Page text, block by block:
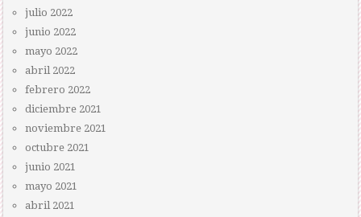
julio 2022
junio 2022
mayo 2022
abril 2022
febrero 2022
diciembre 2021
noviembre 2021
octubre 2021
junio 2021
mayo 2021
abril 2021